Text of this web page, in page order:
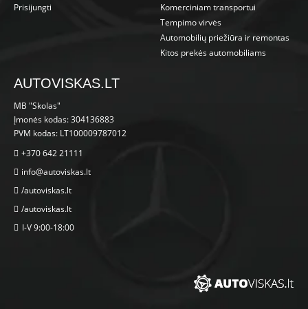
Prisijungti
Komerciniam transportui
Tempimo virvės
Automobilių priežiūra ir remontas
Kitos prekės automobiliams
AUTOVISKAS.LT
MB "Skolas"
Įmonės kodas: 304136883
PVM kodas: LT100009787012
+370 642 21111
info@autoviskas.lt
/autoviskas.lt
/autoviskas.lt
I-V 9:00-18:00